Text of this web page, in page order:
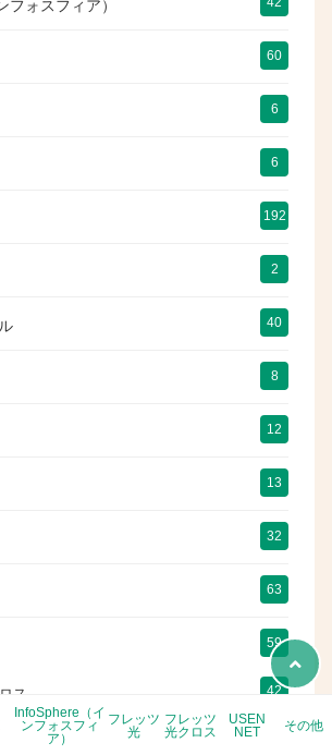
ォスフィア）
60
6
6
192
2
40
8
12
13
32
63
59
ス 42
InfoSphere（イ
ンフォスフィ
ア）
フレッツ
光
フレッツ
光クロス
USEN
NET
その他